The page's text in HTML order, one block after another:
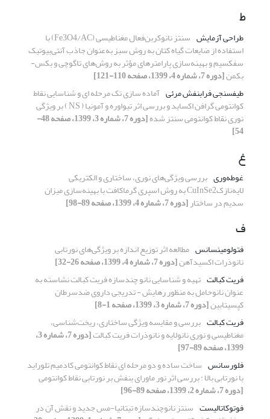
ط
طراحی آزمایش سنتز نانوکربن‌فعال مغناطیسی (Fe3O4/AC) با
استفاده از ضایعات گیاه کتان به روش سبز به‌عنوان جاذب آنتی‌بیوتیک
سفکسیم و بهینه‌سازی پارامترهای مؤثر به روش‌های تاگوچی و بکس-
بکمن[دوره 7، شماره 4، 1399، صفحه 110-121]
طیفسنجی فرابنفش مرئی آماده سازی تک مرحله ای و شناسایی نقاط
کوانتومی گرافن اکساید و بررسی اثر تیواوره و آمونیا ( N,S ) بر ویژگی
نوری نقاط کوانتومی سنتز شده [دوره 7، شماره 3، 1399، صفحه 48-
54]
غ
غوطه‌وری بررسی ویژگی‌های نوری، ساختاری و الکتریکی
لایه‌نازکCuInSe2 به روش اسپری گرماکافت با بهینه‌سازی میزان
سدیم در ساختار[دوره 7، شماره 4، 1399، صفحه 89-98]
ف
فتولومینسانس مطالعه اثر توزیع اندازه بر ویژگی‌های نورتابی
نانوذرات اکسیدآهن[دوره 7، شماره 4، 1399، صفحه 26-32]
فریت کبالت تهیه و شناسایی نانو چندسازه فریت کبالت نشاسته به
عنوان نانوحامل به منظور رهایش - تدریجی داروی ضدسرطان
کپسیتابین[دوره 7، شماره 3، 1399، صفحه 1-8]
فریت کبالت بررسی و مقایسه ویژگی ساختاری، ریخت‌شناسی،
مغناطیسی و نوری نانولایه و نانوذرات فریت کبالت [دوره 7، شماره 3،
1399، صفحه 89-97]
فلورسانس ساخت ساده و دو مرحله ای نقاط کوانتومی کادمیم تلوراید
با نورتابی بالا : بررسی اثر نور ماورای بنفش بر نورتابی نقاط کوانتومی
[دوره 7، شماره 2، 1399، صفحه 89-96]
فوتوکاتالیست سنتز نانوچندسازه تیتانیا-مس جدید و نقش آن در